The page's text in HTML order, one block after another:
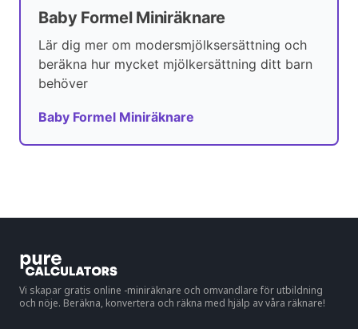
Baby Formel Miniräknare
Lär dig mer om modersmjölksersättning och
beräkna hur mycket mjölkersättning ditt barn
behöver
Baby Formel Miniräknare
Vi skapar gratis online -miniräknare och omvandlare för utbildning
och nöje. Beräkna, konvertera och räkna med hjälp av våra räknare!